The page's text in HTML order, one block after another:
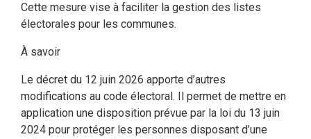
Cette mesure vise à faciliter la gestion des listes
électorales pour les communes.
À savoir
Le décret du 12 juin 2026 apporte d’autres
modifications au code électoral. Il permet de mettre en
application une disposition prévue par la loi du 13 juin
2024 pour protéger les personnes disposant d’une